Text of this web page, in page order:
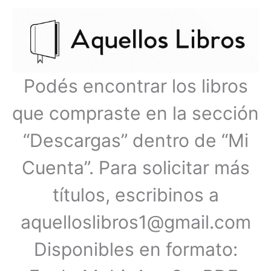
Podés encontrar los libros
que compraste en la sección
“Descargas” dentro de “Mi
Cuenta”. Para solicitar más
títulos, escribinos a
aquelloslibros1@gmail.com
Disponibles en formato:
principal